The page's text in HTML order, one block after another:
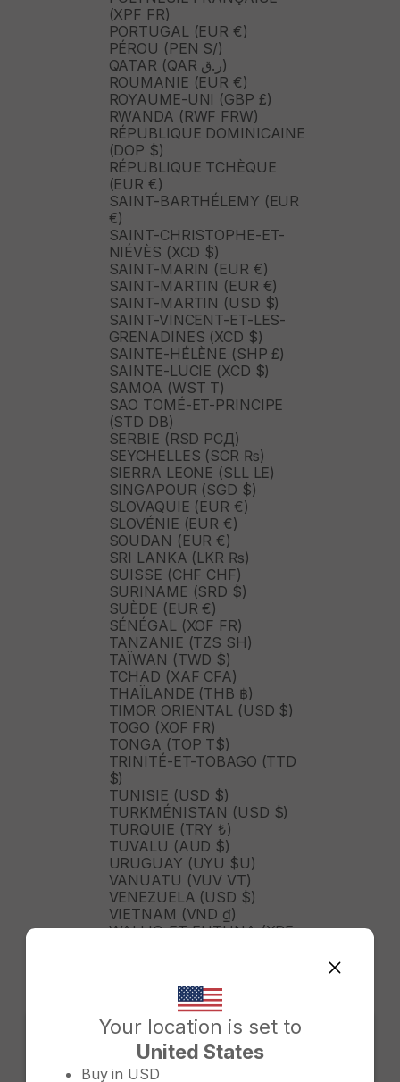
Your location is set to
United States
Buy in USD
Change country/region
(XPF FR)
PORTUGAL (EUR €)
PÉROU (PEN S/)
QATAR (QAR ر.ق)
ROUMANIE (EUR €)
ROYAUME-UNI (GBP £)
RWANDA (RWF FRW)
RÉPUBLIQUE DOMINICAINE
(DOP $)
RÉPUBLIQUE TCHÈQUE
(EUR €)
SAINT-BARTHÉLEMY (EUR
€)
SAINT-CHRISTOPHE-ET-
NIÉVÈS (XCD $)
SAINT-MARIN (EUR €)
SAINT-MARTIN (EUR €)
SAINT-MARTIN (USD $)
SAINT-VINCENT-ET-LES-
GRENADINES (XCD $)
SAINTE-HÉLÈNE (SHP £)
SAINTE-LUCIE (XCD $)
SAMOA (WST T)
SAO TOMÉ-ET-PRINCIPE
(STD DB)
SERBIE (RSD РСД)
SEYCHELLES (SCR ₨)
SIERRA LEONE (SLL LE)
SINGAPOUR (SGD $)
SLOVAQUIE (EUR €)
SLOVÉNIE (EUR €)
SOUDAN (EUR €)
SRI LANKA (LKR ₨)
SUISSE (CHF CHF)
SURINAME (SRD $)
SUÈDE (EUR €)
SÉNÉGAL (XOF FR)
TANZANIE (TZS SH)
TAÏWAN (TWD $)
TCHAD (XAF CFA)
THAÏLANDE (THB ฿)
TIMOR ORIENTAL (USD $)
TOGO (XOF FR)
TONGA (TOP T$)
TRINITÉ-ET-TOBAGO (TTD
$)
TUNISIE (USD $)
TURKMÉNISTAN (USD $)
TURQUIE (TRY ₺)
TUVALU (AUD $)
URUGUAY (UYU $U)
VANUATU (VUV VT)
VENEZUELA (USD $)
VIETNAM (VND ₫)
WALLIS-ET-FUTUNA (XPF
ZIMBABWE (USD $)
ÉMIRATS ARABES UNIS
(AED د.إ)
ÉQUATEUR (USD $)
ÉTATS-UNIS (USD $)